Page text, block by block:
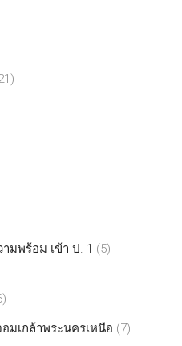
มพร้อม เข้า ป. 1 (5)
มเกล้าพระนครเหนือ (7)